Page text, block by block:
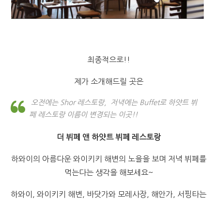
최종적으로!!
제가 소개해드릴 곳은
오전에는 Shor 레스토랑, 저녁에는 Buffet로 하얏트 뷔
페 레스토랑 이름이 변경되는 이곳!!
더 뷔페 앤 하얏트 뷔페 레스토랑
하와이의 아름다운 와이키키 해변의 노을을 보며 저녁 뷔페를
먹는다는 생각을 해보세요~
하와이, 와이키키 해변, 바닷가와 모레사장, 해안가, 서핑타는